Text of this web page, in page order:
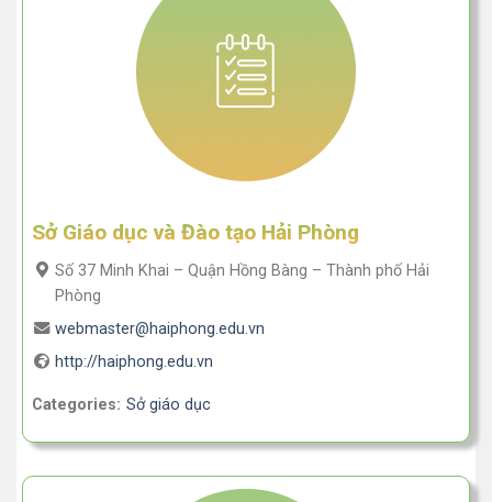
Sở Giáo dục và Đào tạo Hải Phòng
Số 37 Minh Khai – Quận Hồng Bàng – Thành phố Hải
Phòng
webmaster@haiphong.edu.vn
http://haiphong.edu.vn
Categories: Sở giáo dục